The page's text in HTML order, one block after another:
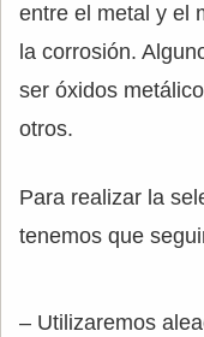
entre el metal y el
la corrosión.
ser óxidos
otros.
Para realizar la
tenemos que
– Utilizaremos